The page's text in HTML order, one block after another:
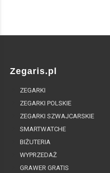
Zegaris.pl
ZEGARKI
ZEGARKI POLSKIE
ZEGARKI SZWAJCARSKIE
SMARTWATCHE
BIŻUTERIA
WYPRZEDAŻ
GRAWER GRATIS